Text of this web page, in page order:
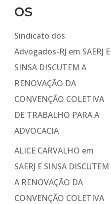
os
Sindicato dos
Advogados-RJ em SAERJ E
SINSA DISCUTEM A
RENOVAÇÃO DA
CONVENÇÃO COLETIVA
DE TRABALHO PARA A
ADVOCACIA
ALICE CARVALHO em
SAERJ E SINSA DISCUTEM
A RENOVAÇÃO DA
CONVENÇÃO COLETIVA